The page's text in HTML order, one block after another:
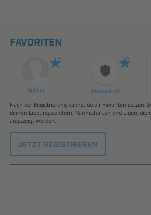
FAVORITEN
Spieler Mannschaft
Nach der Registrierung kannst du dir Favoriten setzen.
deinen Lieblingsspielern, Mannschaften und Ligen, die
angezeigt werden.
JETZT REGISTRIEREN